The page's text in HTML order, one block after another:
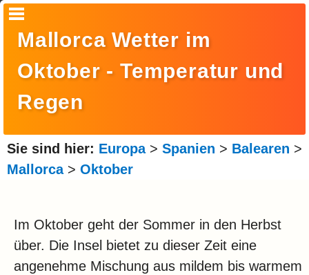
Amerika
Asien
Afrika
Arktis
Mallorca Wetter im
Oktober - Temperatur und
Regen
Sie sind hier: Europa> Spanien > Balearen >
Mallorca> Oktober
Im Oktober geht der Sommer in den Herbst
über. Die Insel bietet zu dieser Zeit eine
angenehme Mischung aus mildem bis warmem